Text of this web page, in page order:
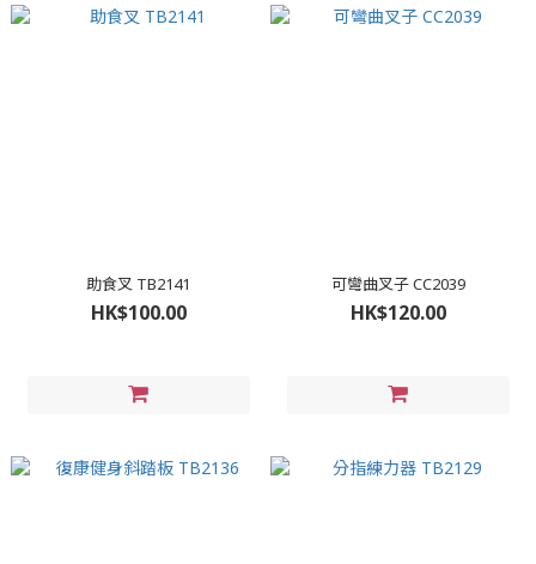
助食叉 TB2141
HK$100.00
可彎曲叉子 CC2039
HK$120.00